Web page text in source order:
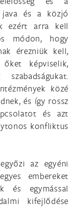
java és a közjó
ezért arra kell
módon, hogy
érezniük kell,
képviselik,
közé
és így rossz
és azt
konfliktus
az egyéni
embereket
és egymással
kifejlődése